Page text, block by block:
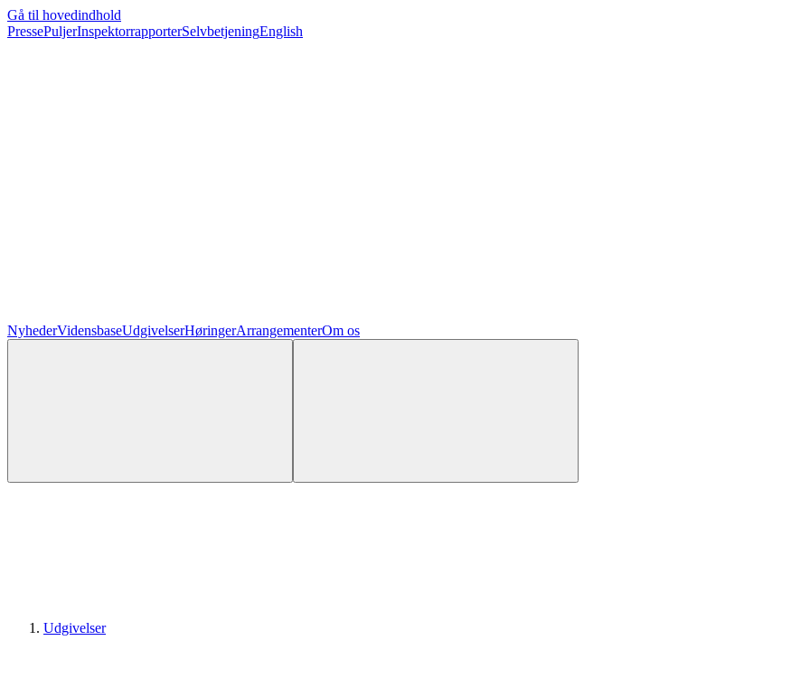
Gå til hovedindhold
PressePuljerInspektorrapporterSelvbetjeningEnglish
NyhederVidensbaseUdgivelserHøringerArrangementerOm os
Udgivelser